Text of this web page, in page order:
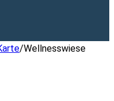
/Wellnesswiese